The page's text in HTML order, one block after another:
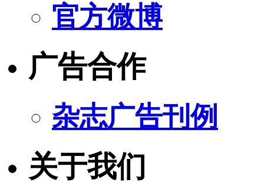
官方微博
广告合作
杂志广告刊例
关于我们